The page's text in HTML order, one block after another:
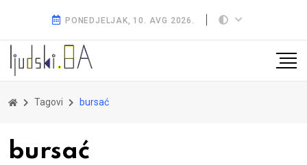
PONEDJELJAK, 10. AVG 2026.
Tagovi bursać
bursać